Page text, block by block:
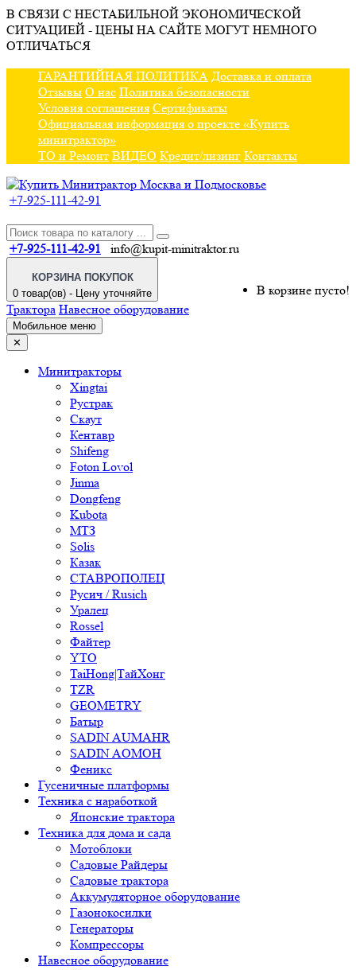
В СВЯЗИ С НЕСТАБИЛЬНОЙ ЭКОНОМИЧЕСКОЙ
СИТУАЦИЕЙ - ЦЕНЫ НА САЙТЕ МОГУТ НЕМНОГО
ОТЛИЧАТЬСЯ
ГАРАНТИЙНАЯ ПОЛИТИКА Доставка и оплата
Отзывы О нас Политика безопасности
Условия соглашения Сертификаты
Официальная информация о проекте «Купить
минитрактор»
ТО и Ремонт ВИДЕО Кредит/лизинг Контакты
+7-925-111-42-91
+7-925-111-42-91 info@kupit-minitraktor.ru
КОРЗИНА ПОКУПОК
0 товар(ов) - Цену уточняйте
В корзине пусто!
Трактора Навесное оборудование
Мобильное меню
✕
Минитракторы
Xingtai
Рустрак
Скаут
Кентавр
Shifeng
Foton Lovol
Jinma
Dongfeng
Kubota
МТЗ
Solis
Казак
СТАВРОПОЛЕЦ
Русич / Rusich
Уралец
Rossel
Файтер
YTO
TaiHong|ТайХонг
TZR
GEOMETRY
Батыр
SADIN AUMAHR
SADIN AOMOH
Феникс
Гусеничные платформы
Техника с наработкой
Японские трактора
Техника для дома и сада
Мотоблоки
Садовые Райдеры
Садовые трактора
Аккумуляторное оборудование
Газонокосилки
Генераторы
Компрессоры
Навесное оборудование